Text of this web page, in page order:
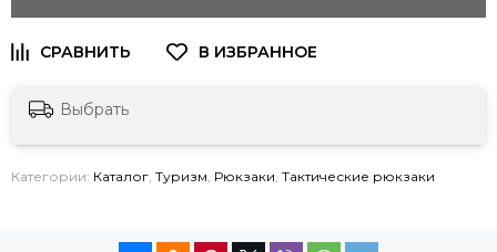
Выбрать
Категории: Каталог, Туризм, Рюкзаки, Тактические рюкзаки